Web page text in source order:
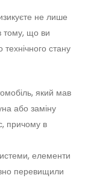
не лише
тому, що ви
стану
який мав
або заміну
причому в
елементи
перевищили